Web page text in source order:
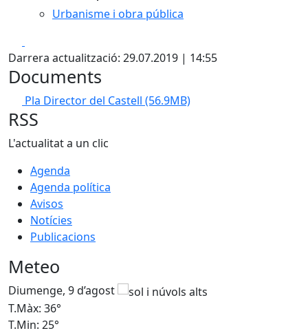
Urbanisme i obra pública
Darrera actualització: 29.07.2019 | 14:55
Documents
Pla Director del Castell (56.9MB)
RSS
L'actualitat a un clic
Agenda
Agenda política
Avisos
Notícies
Publicacions
Meteo
Diumenge, 9 d’agost
T.Màx: 36°
T.Min: 25°